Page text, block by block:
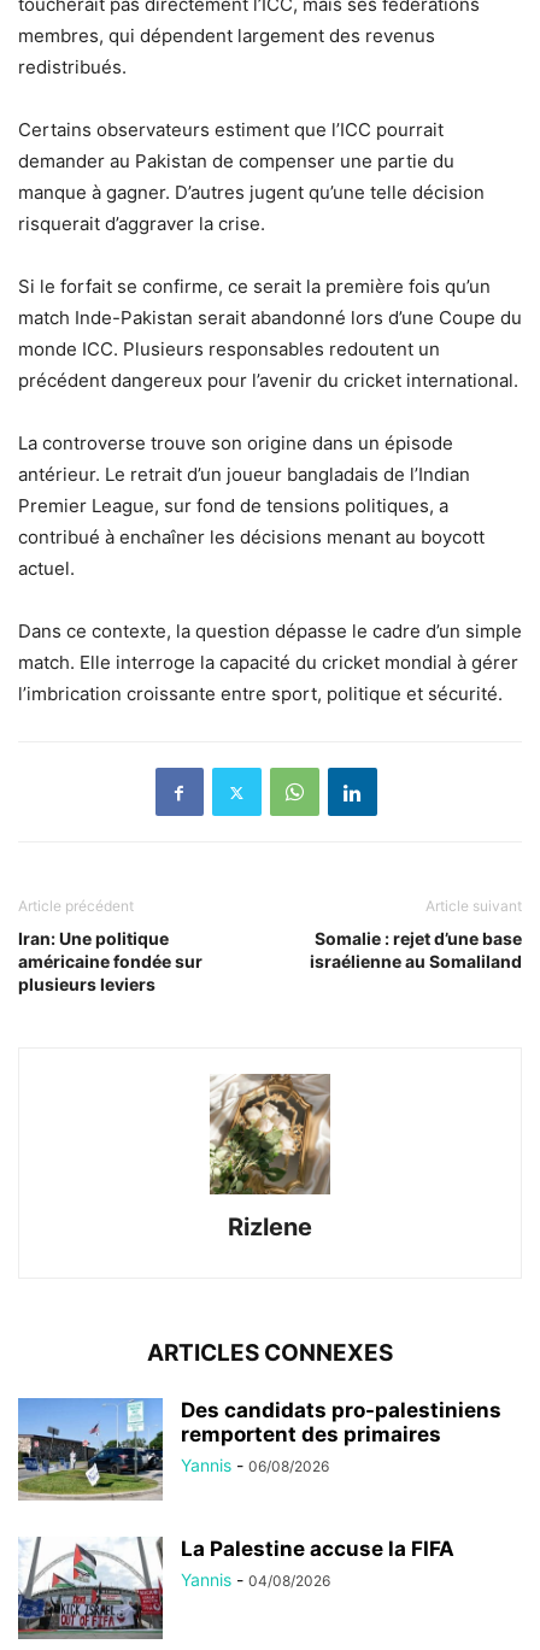
toucherait pas directement l’ICC, mais ses fédérations
membres, qui dépendent largement des revenus
redistribués.
Certains observateurs estiment que l’ICC pourrait
demander au Pakistan de compenser une partie du
manque à gagner. D’autres jugent qu’une telle décision
risquerait d’aggraver la crise.
Si le forfait se confirme, ce serait la première fois qu’un
match Inde-Pakistan serait abandonné lors d’une Coupe du
monde ICC. Plusieurs responsables redoutent un
précédent dangereux pour l’avenir du cricket international.
La controverse trouve son origine dans un épisode
antérieur. Le retrait d’un joueur bangladais de l’Indian
Premier League, sur fond de tensions politiques, a
contribué à enchaîner les décisions menant au boycott
actuel.
Dans ce contexte, la question dépasse le cadre d’un simple
match. Elle interroge la capacité du cricket mondial à gérer
l’imbrication croissante entre sport, politique et sécurité.
Article précédent
Iran: Une politique
américaine fondée sur
plusieurs leviers
Article suivant
Somalie : rejet d’une base
israélienne au Somaliland
Rizlene
ARTICLES CONNEXES
Des candidats pro-palestiniens
remportent des primaires
Yannis - 06/08/2026
La Palestine accuse la FIFA
Yannis - 04/08/2026